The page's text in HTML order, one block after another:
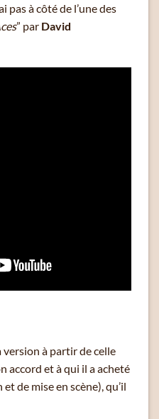
pas à côté de l’une des
” par David
version à partir de celle
accord et à qui il a acheté
de mise en scène), qu’il